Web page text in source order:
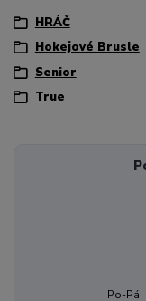
HRÁČ
Hokejové Brusle
Senior
True
Po-Pá,